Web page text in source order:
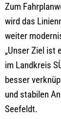
Zum
wird das
weiter
„Unser Ziel ist
im Landkreis
besser
und stabilen
Seefeldt.